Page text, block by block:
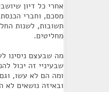
אחרי כל דיון
מסכם, וחברי
תשובות, לשנות
מחליטים.
מה שבעצם ניסינו
שבעיניי זה יכול
ומה הם לא עשו,
ובאיזה נושאים לא